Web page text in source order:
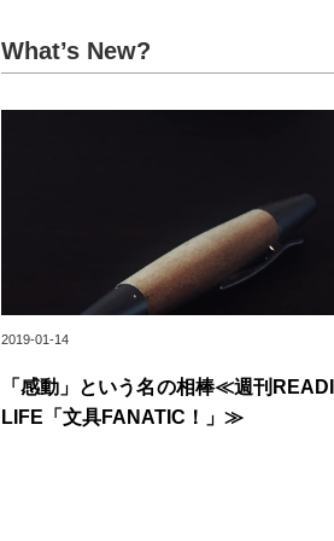
What’s New?
2019-01-14
「感動」という名の相棒≪週刊
LIFE「文具FANATIC！」≫